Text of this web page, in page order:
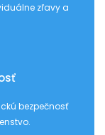
zľavy a
bezpečnosť